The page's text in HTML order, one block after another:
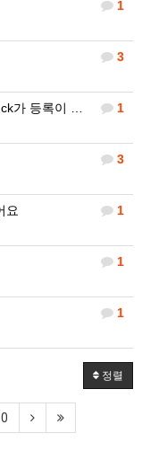
1
3
1
가 등록이 …
3
1
요
1
1
정렬